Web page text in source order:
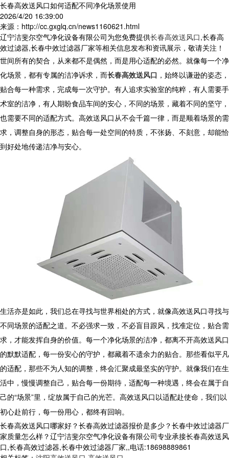
长春高效送风口如何适配不同净化场景使用
2026/4/20 16:39:00
来源：http://cc.gxglq.cn/news1160621.html
辽宁洁斐尔空气净化设备有限公司为您免费提供长春高效送风口,长春高
效过滤器,长春中效过滤器厂家等相关信息发布和资讯展示，敬请关注！
世间所有的契合，从来都不是偶然，而是用心适配的必然。就像每一个净
化场景，都有专属的洁净诉求，而长春高效送风口 ，始终以谦逊的姿态，
贴合每一种需求，完成每一次守护。有人追求实验室的纯粹，有人需要手
术室的洁净，有人期盼食品车间的安心，不同的场景，藏着不同的坚守，
也需要不同的适配方式。高效送风口从不会千篇一律，而是顺着场景的需
求，调整自身的形态，贴合每一处空间的特质，不张扬、不刻意，却能恰
到好处地传递洁净与安心。
生活亦是如此，我们总在寻找与世界相处的方式，就像高效送风口寻找与
不同场景的适配之道。不必强求一致，不必盲目跟风，找准定位，贴合需
求，才能发挥自身的价值。每一个净化场景的洁净，都离不开高效送风口
的默默适配，每一份安心的守护，都藏着不遗余力的贴合。那些看似平凡
的适配，那些不为人知的调整，终会汇聚成最坚实的守护。就像我们在生
活中，慢慢调整自己，贴合每一份期待，适配每一种境遇，终会在属于自
己的“场景”里，绽放属于自己的光芒。 高效送风口以适配赴使命，我们以
初心赴前行，每一份用心，都终有回响。
长春高效送风口哪家好？长春高效过滤器报价是多少？长春中效过滤器厂
家质量怎么样？辽宁洁斐尔空气净化设备有限公司专业承接长春高效送风
口,长春高效过滤器,长春中效过滤器厂家,,电话:18698889861